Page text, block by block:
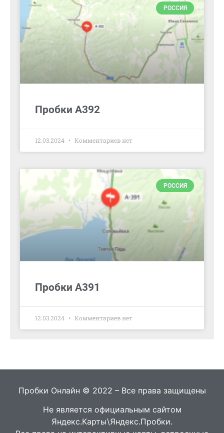
РОССИЯ
Пробки А392
12.03.2024 Комментариев нет
РОССИЯ
Пробки А391
12.03.2024 Комментариев нет
Пробки Онлайн © 2022 – Все права защищены
Не является официальным сайтом
Яндекс.Карты\Яндекс.Пробки.